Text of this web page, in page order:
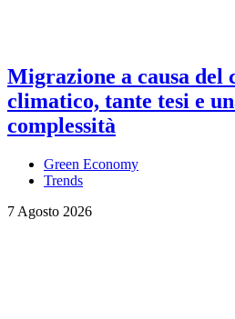
Migrazione a causa del
climatico, tante tesi e
complessità
Green Economy
Trends
7 Agosto 2026